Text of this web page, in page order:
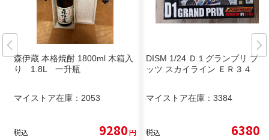
森伊蔵 本格焼酎 1800ml 木箱入
り 1.8L 一升瓶
マイストア在庫： 2053
税込 9280円
DISM 1/24 Ｄ１グランプリ ブリ
ッツ スカイライン ＥＲ３４
マイストア在庫： 3384
税込 6380